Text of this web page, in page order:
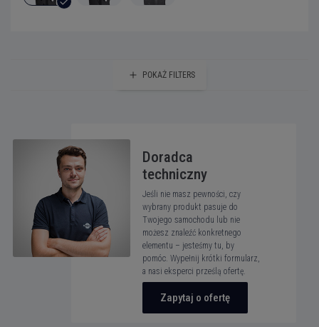
POKAŻ FILTERS
Doradca
techniczny
Jeśli nie masz pewności, czy
wybrany produkt pasuje do
Twojego samochodu lub nie
możesz znaleźć konkretnego
elementu – jesteśmy tu, by
pomóc. Wypełnij krótki formularz,
a nasi eksperci prześlą ofertę.
Zapytaj o ofertę